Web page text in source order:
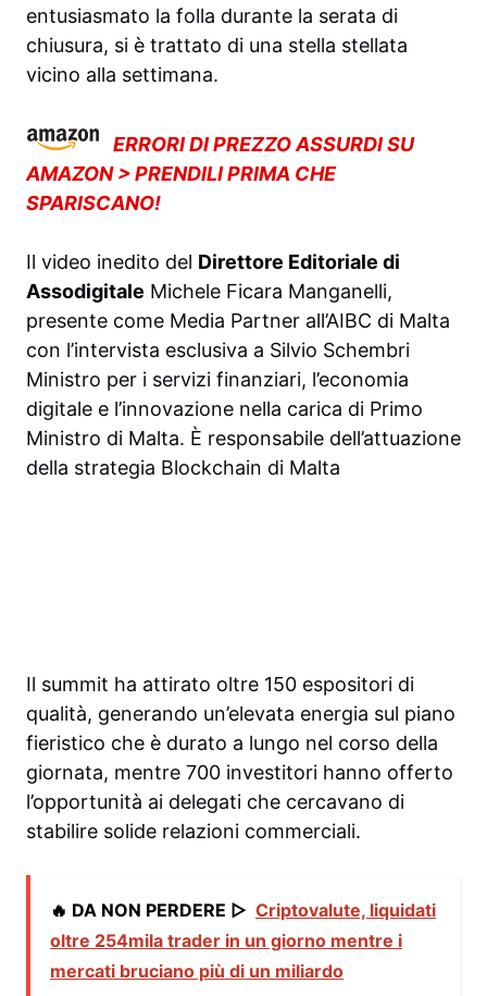
entusiasmato la folla durante la serata di
chiusura, si è trattato di una stella stellata
vicino alla settimana.
ERRORI DI PREZZO ASSURDI SU
AMAZON > PRENDILI PRIMA CHE
SPARISCANO!
Il video inedito del Direttore Editoriale di
Assodigitale Michele Ficara Manganelli,
presente come Media Partner all’AIBC di Malta
con l’intervista esclusiva a Silvio Schembri
Ministro per i servizi finanziari, l’economia
digitale e l’innovazione nella carica di Primo
Ministro di Malta. È responsabile dell’attuazione
della strategia Blockchain di Malta
Il summit ha attirato oltre 150 espositori di
qualità, generando un’elevata energia sul piano
fieristico che è durato a lungo nel corso della
giornata, mentre 700 investitori hanno offerto
l’opportunità ai delegati che cercavano di
stabilire solide relazioni commerciali.
🔥 DA NON PERDERE ▷ Criptovalute, liquidati
oltre 254mila trader in un giorno mentre i
mercati bruciano più di un miliardo